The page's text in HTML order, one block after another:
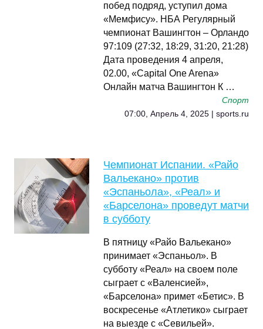
побед подряд, уступил дома
«Мемфису». НБА Регулярный
чемпионат Вашингтон – Орландо
97:109 (27:32, 18:29, 31:20, 21:28)
Дата проведения 4 апреля,
02.00, «Capital One Arena»
Онлайн матча Вашингтон К …
Спорт
07:00, Апрель 4, 2025 | sports.ru
Чемпионат Испании. «Райо
Вальекано» против
«Эспаньола», «Реал» и
«Барселона» проведут матчи
в субботу
В пятницу «Райо Вальекано»
принимает «Эспаньол». В
субботу «Реал» на своем поле
сыграет с «Валенсией»,
«Барселона» примет «Бетис». В
воскресенье «Атлетико» сыграет
на выезде с «Севильей».